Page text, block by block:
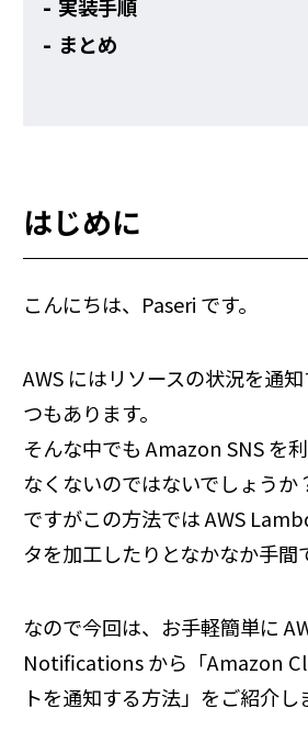
実装手順
まとめ
はじめに
こんにちは、Paseri です。
AWS にはリソースの状況を通
つもあります。
そんな中でも Amazon SNS を
なくないのではないでしょうか
ですがこの方法では AWS
タを加工したりとなかなか手間
なので今回は、お手軽簡単に
Notifications から「Amazon
トを通知する方法」をご紹介し